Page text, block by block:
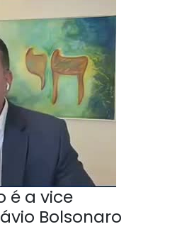
é a vice
Bolsonaro